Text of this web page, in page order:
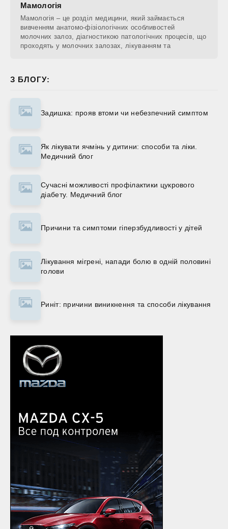
Мамологія
Мамологія – це розділ медицини, який займається
вивченням анатомо-фізіологічних особливостей
молочних залоз, діагностикою патологічних процесів, що
проходять у молочних залозах, лікуванням та
З БЛОГУ:
Задишка: прояв втоми чи небезпечний симптом
Як лікувати ячмінь у дитини: способи та ліки.
Медичний блог
Сучасні можливості профілактики цукрового
діабету. Медичний блог
Причини та симптоми гіперзбудливості у дітей
Лікування мігрені, напади болю в одній половині
голови
Риніт: причини виникнення та способи лікування